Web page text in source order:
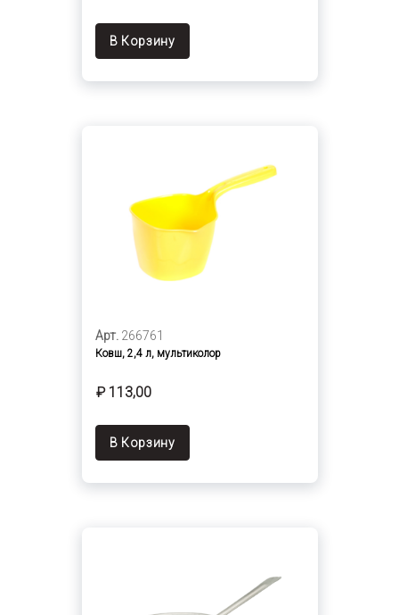
В Корзину
Арт. 266761
Ковш, 2,4 л, мультиколор
₽ 113,00
В Корзину